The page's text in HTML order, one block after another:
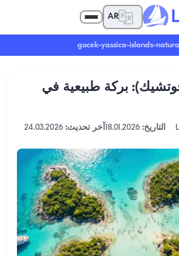
AR
gocek-yassica-islands-
بركة طبيعية في
التاريخ: 18.01.2026آخر تحديث: 24.03.2026